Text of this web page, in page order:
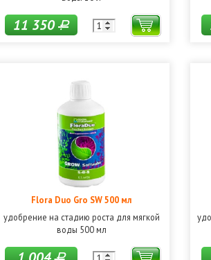
11 350Р
Flora Duo Gro SW 500 мл
удобрение на стадию роста для мягкой
воды 500 мл
Р